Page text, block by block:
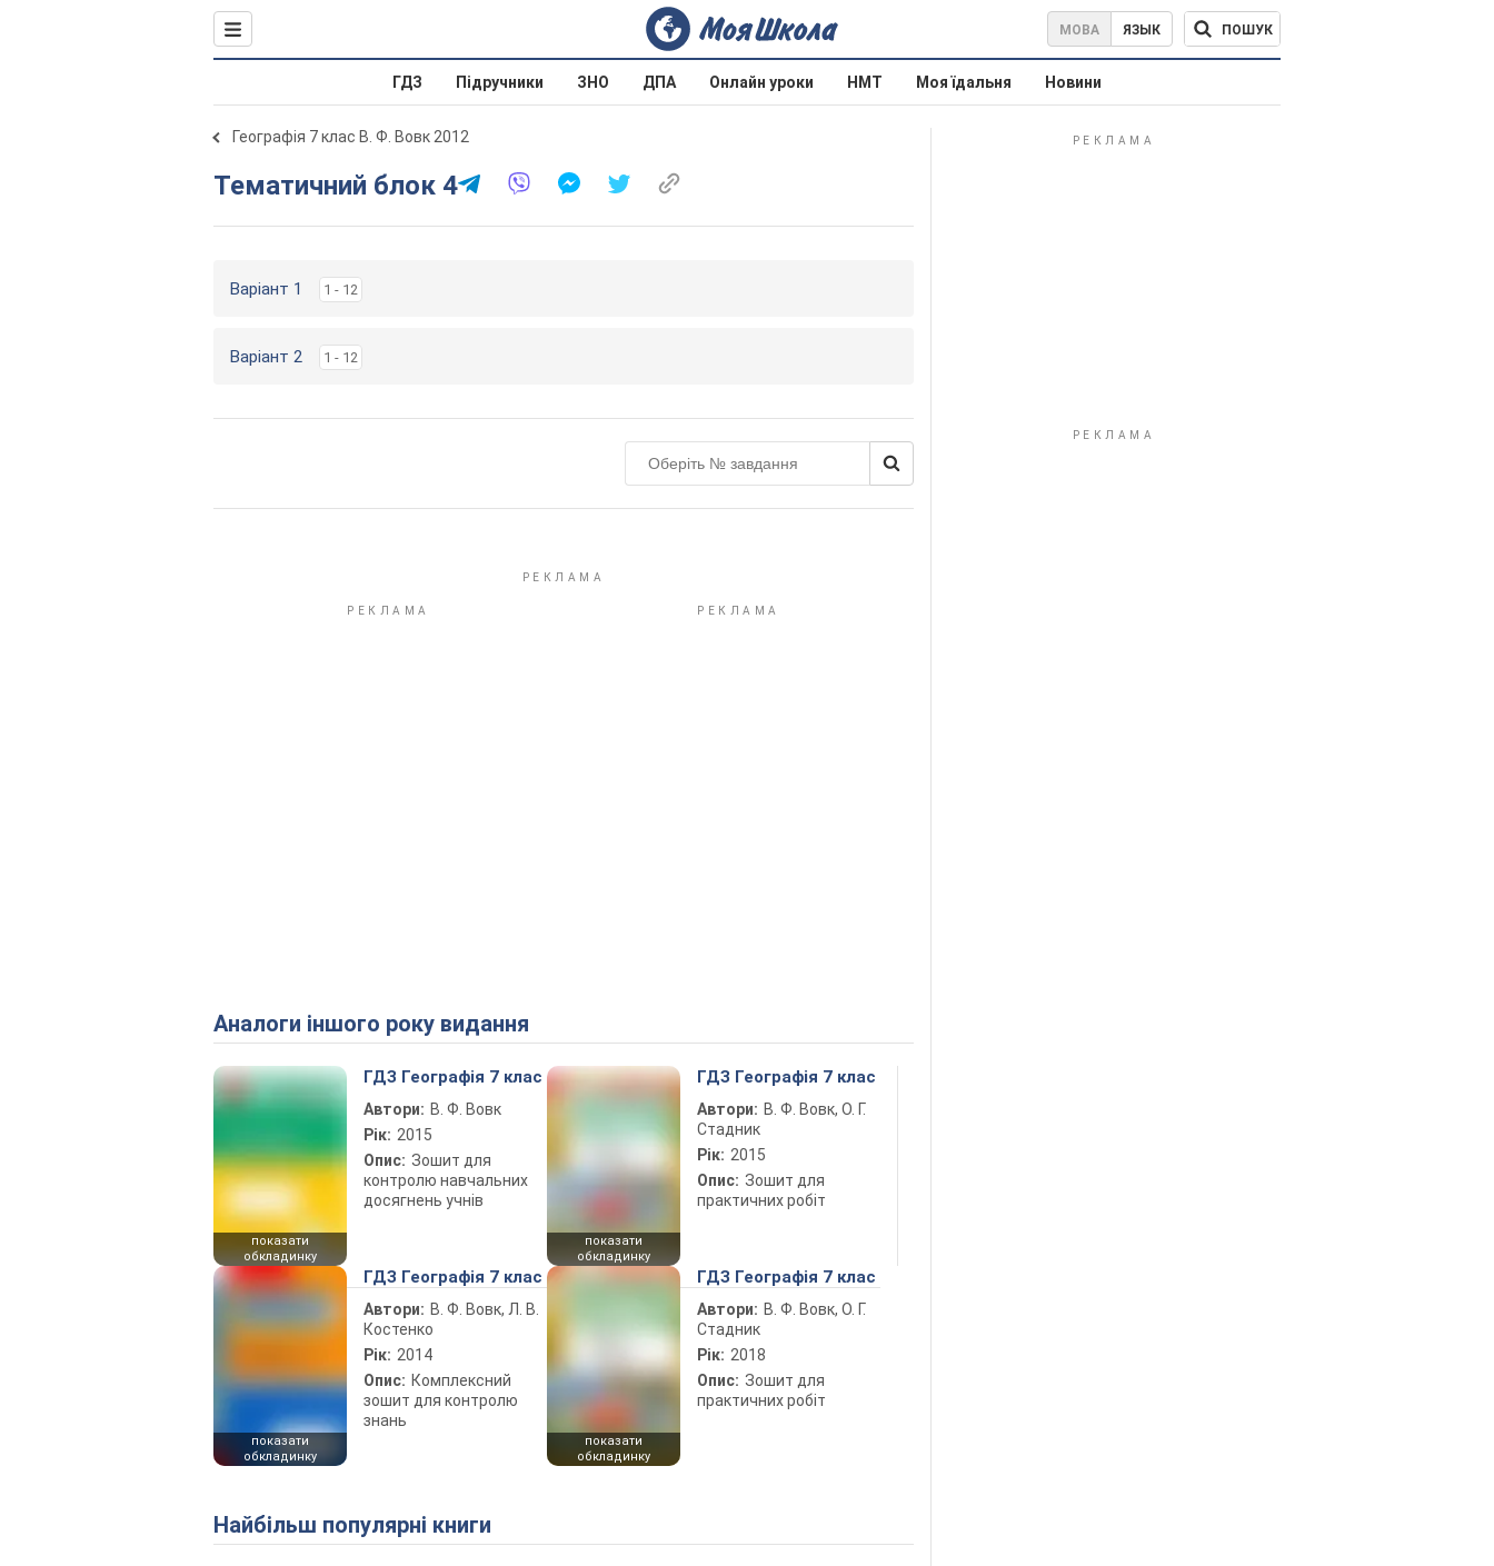
МОВА ЯЗЫК ПОШУК
ГДЗ Підручники ЗНО ДПА Онлайн уроки НМТ Моя їдальня Новини
Географія 7 клас В. Ф. Вовк 2012
Тематичний блок 4
Варіант 1 1 - 12
Варіант 2 1 - 12
Аналоги іншого року видання
показати
обкладинку
ГДЗ Географія 7 клас
Автори: В. Ф. Вовк
Рік: 2015
Опис: Зошит для
контролю навчальних
досягнень учнів
показати
обкладинку
ГДЗ Географія 7 клас
Автори: В. Ф. Вовк, О. Г.
Стадник
Рік: 2015
Опис: Зошит для
практичних робіт
показати
обкладинку
ГДЗ Географія 7 клас
Автори: В. Ф. Вовк, Л. В.
Костенко
Рік: 2014
Опис: Комплексний
зошит для контролю
знань
показати
обкладинку
ГДЗ Географія 7 клас
Автори: В. Ф. Вовк, О. Г.
Стадник
Рік: 2018
Опис: Зошит для
практичних робіт
Найбільш популярні книги